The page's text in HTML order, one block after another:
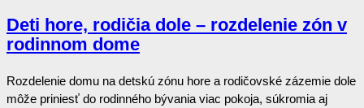
Deti hore, rodičia dole – rozdelenie zón v
rodinnom dome
Rozdelenie domu na detskú zónu hore a rodičovské zázemie dole
môže priniesť do rodinného bývania viac pokoja, súkromia aj